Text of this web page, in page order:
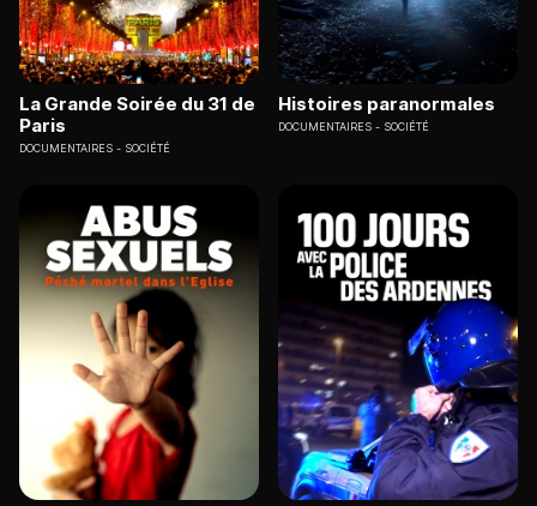
La Grande Soirée du 31 de
Paris
DOCUMENTAIRES SOCIÉTÉ
Histoires paranormales
DOCUMENTAIRES SOCIÉTÉ